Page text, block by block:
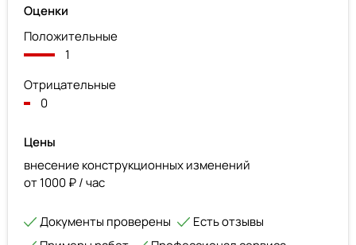
Оценки
Положительные
1
Отрицательные
0
Цены
внесение конструкционных изменений
от 1000 ₽ / час
Документы проверены
Есть отзывы